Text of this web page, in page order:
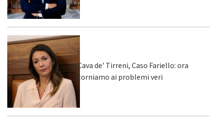
Cava de' Tirreni, Caso Fariello: ora
torniamo ai problemi veri